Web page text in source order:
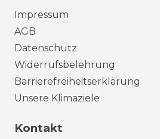
Impressum
AGB
Datenschutz
Widerrufsbelehrung
Barrierefreiheitserklärung
Unsere Klimaziele
Kontakt